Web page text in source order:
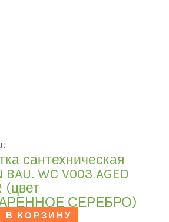
сантехническая
BAU. WC V003 AGED
(цвет
СЕРЕБРО)
В КОРЗИНУ